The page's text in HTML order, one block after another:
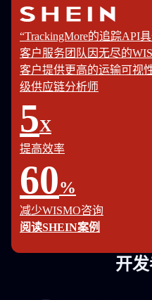
“TrackingMore的追踪API
客户服务团队因无尽的
客户提供更高的运输可视
级供应链分析师
5X
提高效率
60%
减少WISMO咨询
阅读SHEIN案例
开